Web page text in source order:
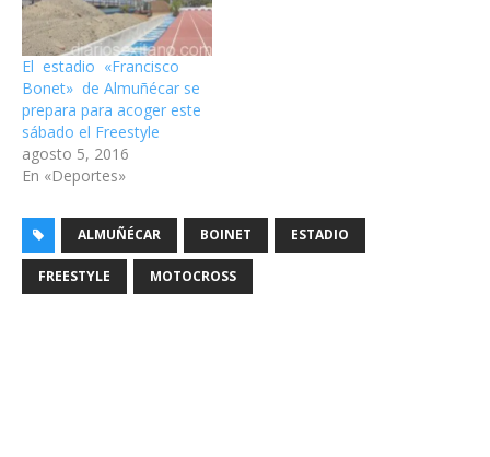
El estadio «Francisco
Bonet» de Almuñécar se
prepara para acoger este
sábado el Freestyle
agosto 5, 2016
En «Deportes»
ALMUÑÉCAR BOINET ESTADIO
FREESTYLE MOTOCROSS